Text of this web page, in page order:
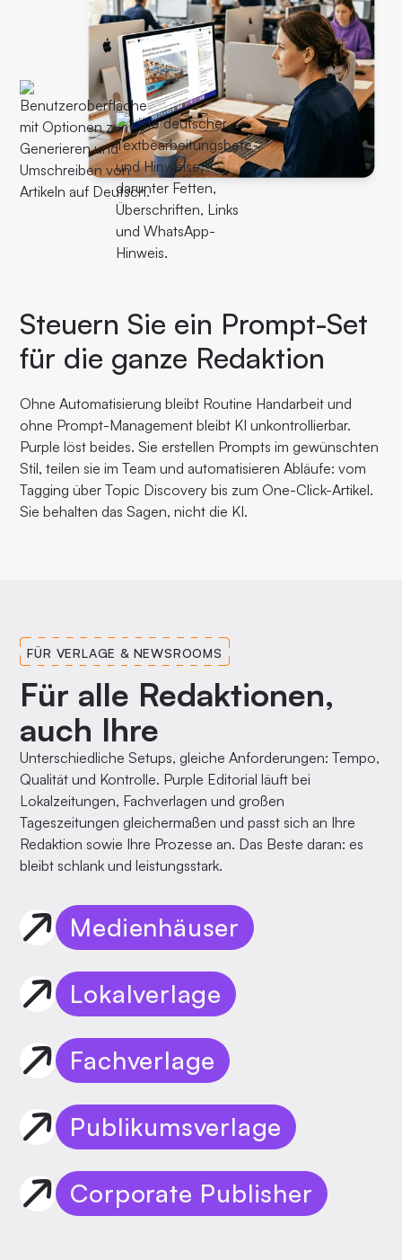
Steuern Sie ein Prompt-Set
für die ganze Redaktion
Ohne Automatisierung bleibt Routine Handarbeit und
ohne Prompt-Management bleibt KI unkontrollierbar.
Purple löst beides. Sie erstellen Prompts im gewünschten
Stil, teilen sie im Team und automatisieren Abläufe: vom
Tagging über Topic Discovery bis zum One-Click-Artikel.
Sie behalten das Sagen, nicht die KI.
FÜR VERLAGE & NEWSROOMS
Für alle Redaktionen,
auch Ihre
Unterschiedliche Setups, gleiche Anforderungen: Tempo,
Qualität und Kontrolle. Purple Editorial läuft bei
Lokalzeitungen, Fachverlagen und großen
Tageszeitungen gleichermaßen und passt sich an Ihre
Redaktion sowie Ihre Prozesse an. Das Beste daran: es
bleibt schlank und leistungsstark.
Medienhäuser
Lokalverlage
Fachverlage
Publikumsverlage
Corporate Publisher